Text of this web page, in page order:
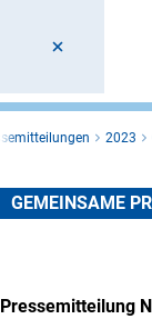
2023
GEMEINSAME
Pressemitteilung